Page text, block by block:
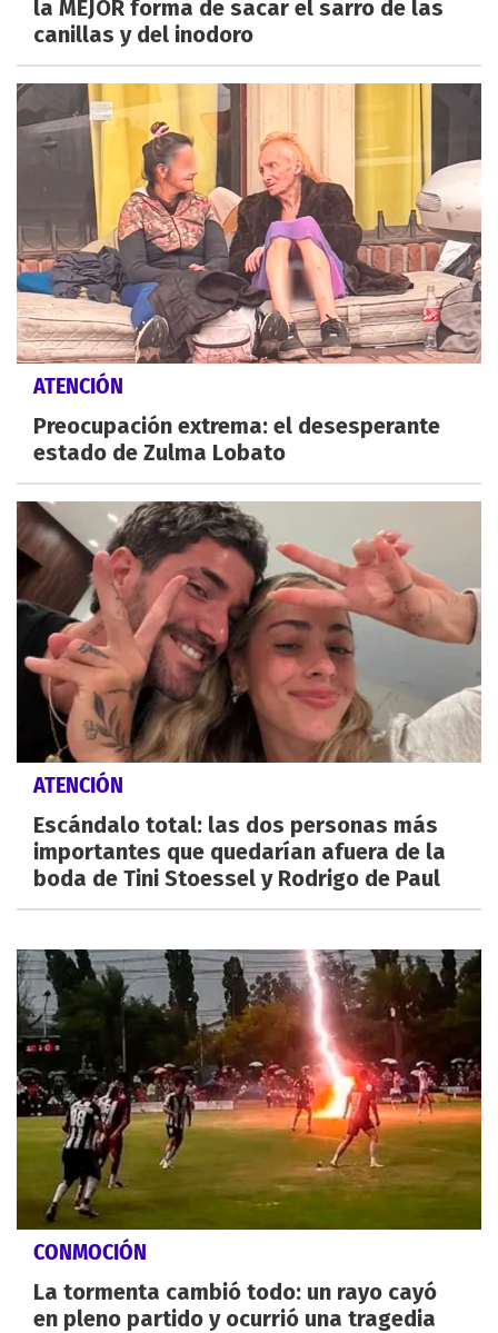
la MEJOR forma de sacar el sarro de las
canillas y del inodoro
ATENCIÓN
Preocupación extrema: el desesperante
estado de Zulma Lobato
ATENCIÓN
Escándalo total: las dos personas más
importantes que quedarían afuera de la
boda de Tini Stoessel y Rodrigo de Paul
CONMOCIÓN
La tormenta cambió todo: un rayo cayó
en pleno partido y ocurrió una tragedia